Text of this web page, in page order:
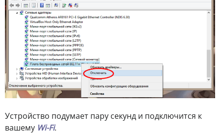
Устройство подумает пару секунд и подключится к
вашему Wi-Fi.